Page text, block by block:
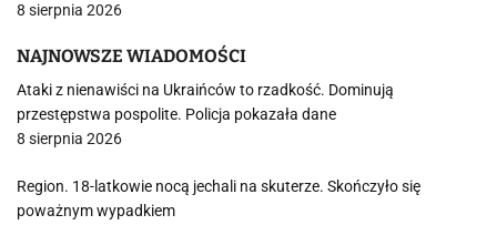
8 sierpnia 2026
NAJNOWSZE WIADOMOŚCI
Ataki z nienawiści na Ukraińców to rzadkość. Dominują
przestępstwa pospolite. Policja pokazała dane
8 sierpnia 2026
Region. 18-latkowie nocą jechali na skuterze. Skończyło się
poważnym wypadkiem